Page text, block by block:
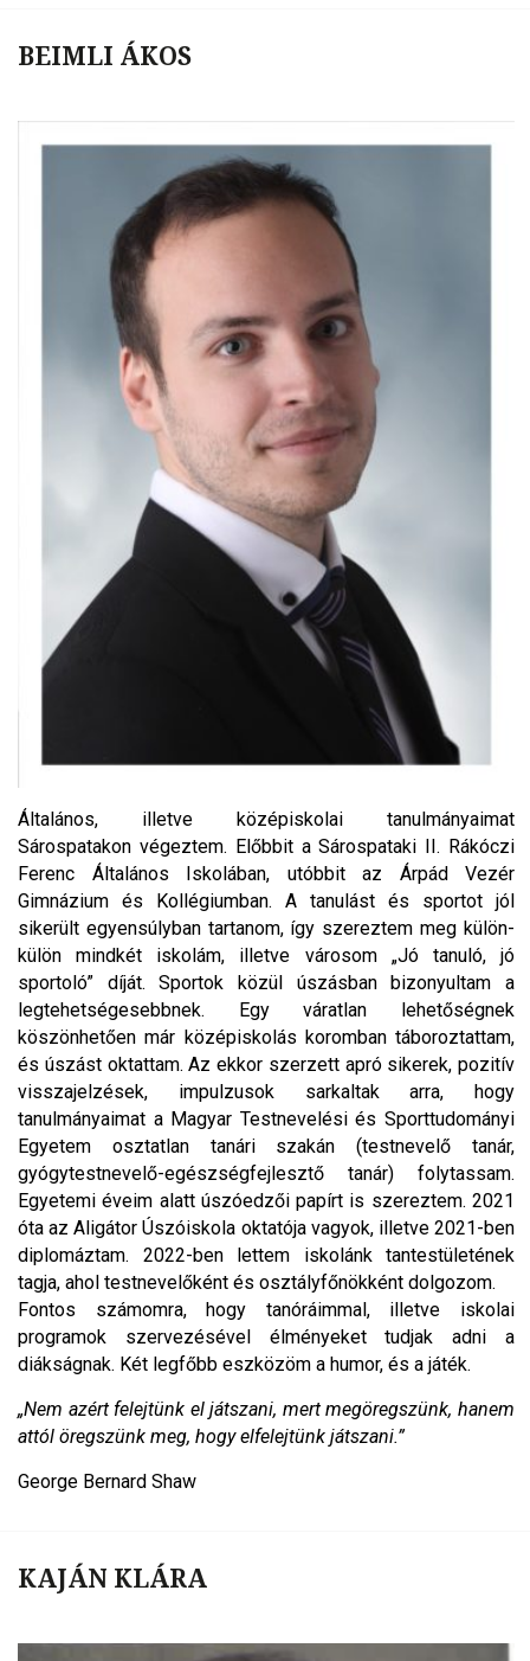
BEIMLI ÁKOS
Általános, illetve középiskolai tanulmányaimat
Sárospatakon végeztem. Előbbit a Sárospataki II. Rákóczi
Ferenc Általános Iskolában, utóbbit az Árpád Vezér
Gimnázium és Kollégiumban. A tanulást és sportot jól
sikerült egyensúlyban tartanom, így szereztem meg külön-
külön mindkét iskolám, illetve városom „Jó tanuló, jó
sportoló” díját. Sportok közül úszásban bizonyultam a
legtehetségesebbnek. Egy váratlan lehetőségnek
köszönhetően már középiskolás koromban táboroztattam,
és úszást oktattam. Az ekkor szerzett apró sikerek, pozitív
visszajelzések, impulzusok sarkaltak arra, hogy
tanulmányaimat a Magyar Testnevelési és Sporttudományi
Egyetem osztatlan tanári szakán (testnevelő tanár,
gyógytestnevelő-egészségfejlesztő tanár) folytassam.
Egyetemi éveim alatt úszóedzői papírt is szereztem. 2021
óta az Aligátor Úszóiskola oktatója vagyok, illetve 2021-ben
diplomáztam. 2022-ben lettem iskolánk tantestületének
tagja, ahol testnevelőként és osztályfőnökként dolgozom.
Fontos számomra, hogy tanóráimmal, illetve iskolai
programok szervezésével élményeket tudjak adni a
diákságnak. Két legfőbb eszközöm a humor, és a játék.
„Nem azért felejtünk el játszani, mert megöregszünk, hanem
attól öregszünk meg, hogy elfelejtünk játszani.”
George Bernard Shaw
KAJÁN KLÁRA